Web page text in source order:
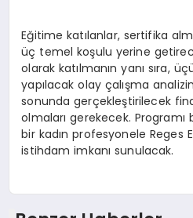
Eğitime katılanlar, sertifika
üç temel koşulu yerine
olarak katılmanın yanı sıra,
yapılacak olay çalışma
sonunda gerçekleştirilecek final
olmaları gerekecek.
bir kadın profesyonele Reges
istihdam imkanı sunulacak.